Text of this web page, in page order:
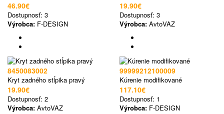
46.90€
Dostupnosť: 3
Výrobca: F-DESIGN
19.90€
Dostupnosť: 3
Výrobca: AvtoVAZ
8450083002
Kryt zadného stĺpika pravý
19.90€
Dostupnosť: 2
Výrobca: AvtoVAZ
99999212100009
Kúrenie modifikované
117.10€
Dostupnosť: 1
Výrobca: F-DESIGN